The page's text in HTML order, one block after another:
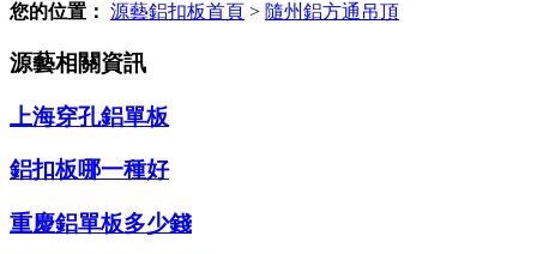
您的位置： 源藝鋁扣板首頁 > 隨州鋁方通吊頂
源藝相關資訊
上海穿孔鋁單板
鋁扣板哪一種好
重慶鋁單板多少錢